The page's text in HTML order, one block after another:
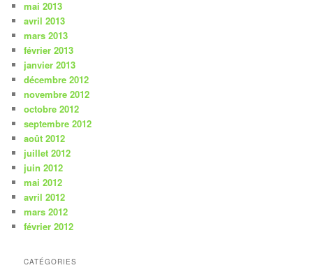
mai 2013
avril 2013
mars 2013
février 2013
janvier 2013
décembre 2012
novembre 2012
octobre 2012
septembre 2012
août 2012
juillet 2012
juin 2012
mai 2012
avril 2012
mars 2012
février 2012
CATÉGORIES